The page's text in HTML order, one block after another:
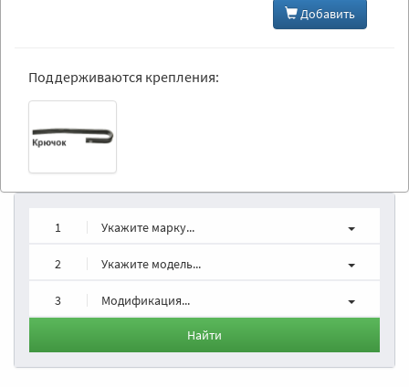
Добавить
Поддерживаются крепления:
1 Укажите марку...
2 Укажите модель...
3 Модификация...
Найти